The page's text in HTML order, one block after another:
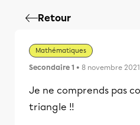
Retour
Mathématiques
Secondaire 1 • 8 novembre 2021
Je ne comprends pas
triangle !!